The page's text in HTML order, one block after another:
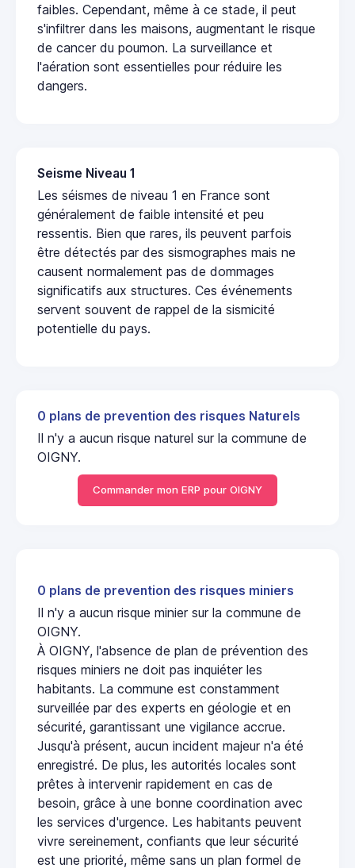
faibles. Cependant, même à ce stade, il peut
s'infiltrer dans les maisons, augmentant le risque
de cancer du poumon. La surveillance et
l'aération sont essentielles pour réduire les
dangers.
Seisme Niveau 1
Les séismes de niveau 1 en France sont
généralement de faible intensité et peu
ressentis. Bien que rares, ils peuvent parfois
être détectés par des sismographes mais ne
causent normalement pas de dommages
significatifs aux structures. Ces événements
servent souvent de rappel de la sismicité
potentielle du pays.
0 plans de prevention des risques Naturels
Il n'y a aucun risque naturel sur la commune de
OIGNY.
Commander mon ERP pour OIGNY
0 plans de prevention des risques miniers
Il n'y a aucun risque minier sur la commune de
OIGNY.
À OIGNY, l'absence de plan de prévention des
risques miniers ne doit pas inquiéter les
habitants. La commune est constamment
surveillée par des experts en géologie et en
sécurité, garantissant une vigilance accrue.
Jusqu'à présent, aucun incident majeur n'a été
enregistré. De plus, les autorités locales sont
prêtes à intervenir rapidement en cas de
besoin, grâce à une bonne coordination avec
les services d'urgence. Les habitants peuvent
vivre sereinement, confiants que leur sécurité
est une priorité, même sans un plan formel de